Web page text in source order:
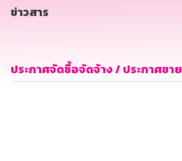
ข่าวสาร
ประกาศจัดซื้อจัดจ้าง / ประกาศขาย